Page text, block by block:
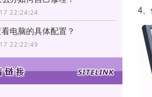
22:24:24
电脑的具体配置？
22:22:49
4